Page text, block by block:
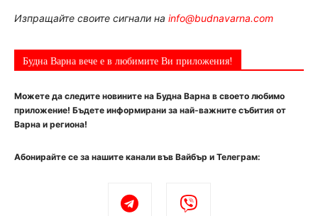
Изпращайте своите сигнали на info@budnavarna.com
Будна Варна вече е в любимите Ви приложения!
Можете да следите новините на Будна Варна в своето любимо
приложение! Бъдете информирани за най-важните събития от
Варна и региона!
Абонирайте се за нашите канали във Вайбър и Телеграм: